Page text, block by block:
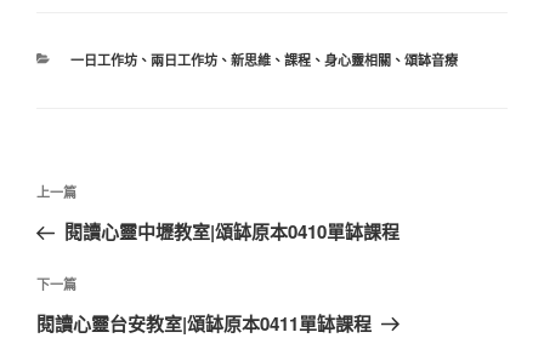
分
一日工作坊、 兩日工作坊、 新思維、 課程、 身心靈相關 、 頌缽音療
文
導
覽
上
一
文
章
上一篇
閱讀心靈中壢教室|頌缽原本0410單缽課程
下
一
下一篇
閱讀心靈台安教室|頌缽原本0411單缽課程